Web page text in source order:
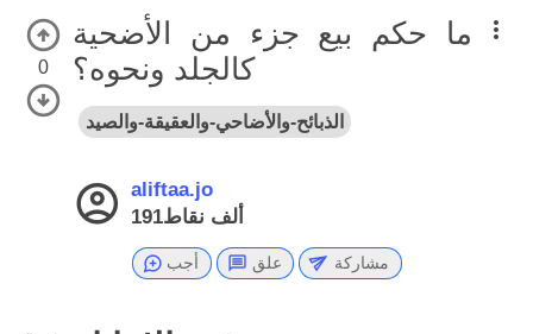
0
ما حكم بيع جزء من الأضحية
كالجلد ونحوه؟
الذبائح-والأضاحي-والعقيقة-والصيد
aliftaa.jo
191ألف نقاط
أجب علق مشاركة